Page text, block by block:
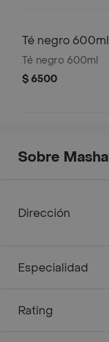
Té negro 600ml
Té negro 600ml
$ 6500
Sobre
Dirección
Especialidad
Rating